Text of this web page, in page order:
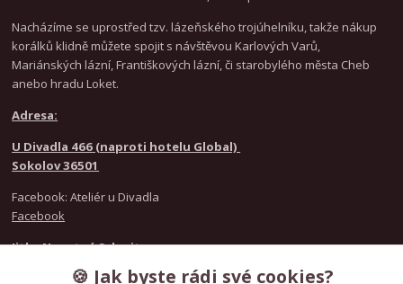
Nacházíme se uprostřed tzv. lázeňského trojúhelníku, takže nákup
korálků klidně můžete spojit s návštěvou Karlových Varů,
Mariánských lázní, Františkových lázní, či starobylého města Cheb
anebo hradu Loket.
Adresa:
U Divadla 466 (naproti hotelu Global)
Sokolov 36501
Facebook: Ateliér u Divadla
Facebook
Jitka Novotná Schmitz
+420 777 021 916🍪 Jak byste rádi své cookies?